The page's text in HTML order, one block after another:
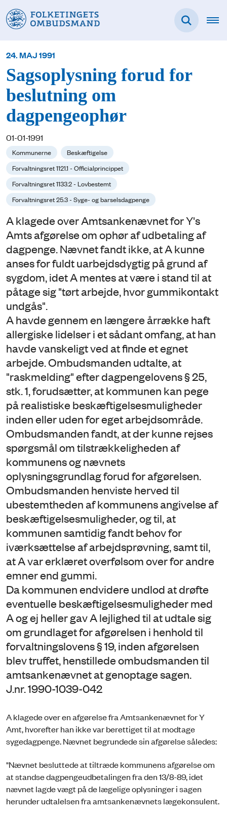
24. MAJ 1991
Sagsoplysning forud for
beslutning om
dagpengeophør
01-01-1991
Kommunerne
Beskæftigelse
Forvaltningsret 1121.1 - Officialprincippet
Forvaltningsret 1133.2 - Lovbestemt
Forvaltningsret 25.3 - Syge- og barselsdagpenge
A klagede over Amtsankenævnet for Y's
Amts afgørelse om ophør af udbetaling af
dagpenge. Nævnet fandt ikke, at A kunne
anses for fuldt uarbejdsdygtig på grund af
sygdom, idet A mentes at være i stand til at
påtage sig "tørt arbejde, hvor gummikontakt
undgås".
A havde gennem en længere årrække haft
allergiske lidelser i et sådant omfang, at han
havde vanskeligt ved at finde et egnet
arbejde. Ombudsmanden udtalte, at
"raskmelding" efter dagpengelovens § 25,
stk. 1, forudsætter, at kommunen kan pege
på realistiske beskæftigelsesmuligheder
inden eller uden for eget arbejdsområde.
Ombudsmanden fandt, at der kunne rejses
spørgsmål om tilstrækkeligheden af
kommunens og nævnets
oplysningsgrundlag forud for afgørelsen.
Ombudsmanden henviste herved til
ubestemtheden af kommunens angivelse af
beskæftigelsesmuligheder, og til, at
kommunen samtidig fandt behov for
iværksættelse af arbejdsprøvning, samt til,
at A var erklæret overfølsom over for andre
emner end gummi.
Da kommunen endvidere undlod at drøfte
eventuelle beskæftigelsesmuligheder med
A og ej heller gav A lejlighed til at udtale sig
om grundlaget for afgørelsen i henhold til
forvaltningslovens § 19, inden afgørelsen
blev truffet, henstillede ombudsmanden til
amtsankenævnet at genoptage sagen.
J.nr. 1990-1039-042
A klagede over en afgørelse fra Amtsankenævnet for Y
Amt, hvorefter han ikke var berettiget til at modtage
sygedagpenge. Nævnet begrundede sin afgørelse således:
"Nævnet besluttede at tiltræde kommunens afgørelse om
at standse dagpengeudbetalingen fra den 13/8-89, idet
nævnet lagde vægt på de lægelige oplysninger i sagen
herunder udtalelsen fra amtsankenævnets lægekonsulent.